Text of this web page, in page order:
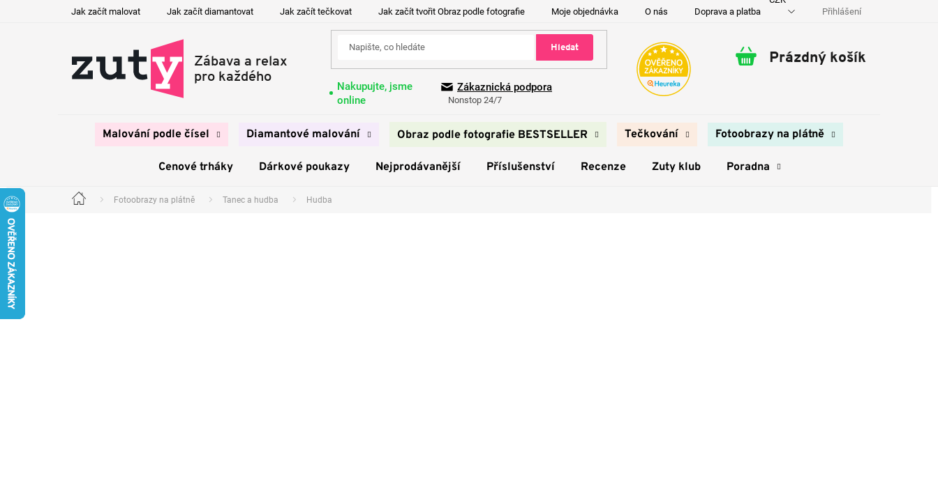
Jak začít malovat Jak začít diamantovat Jak začít tečkovat Jak začít tvořit Obraz podle fotografie Moje objednávka O nás Doprava a platba Kontakty Přihlášení
Hledat
Nakupujte, jsme
online
Zákaznická podpora
Nonstop 24/7
Nákupní
Prázdný košík
Malování podle čísel Diamantové malování Obraz podle fotografie BESTSELLER Tečkování Fotoobrazy na plátně
Cenové trháky Dárkové poukazy Nejprodávanější Příslušenství Recenze Zuty klub Poradna
Domů Fotoobrazy na plátně Tanec a hudba Hudba